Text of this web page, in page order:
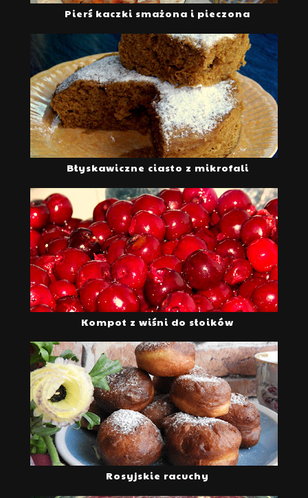
Pierś kaczki smażona i pieczona
Błyskawiczne ciasto z mikrofali
Kompot z wiśni do słoików
Rosyjskie racuchy